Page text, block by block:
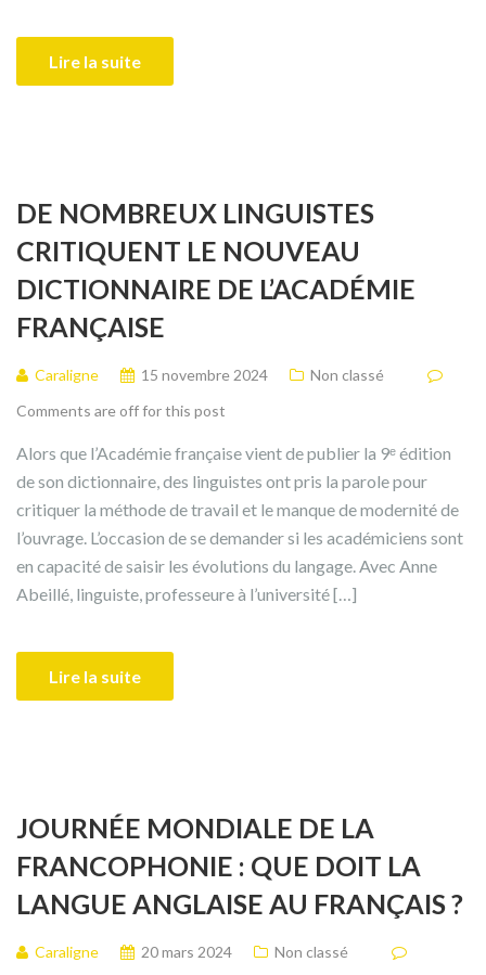
Lire la suite
DE NOMBREUX LINGUISTES
CRITIQUENT LE NOUVEAU
DICTIONNAIRE DE L’ACADÉMIE
FRANÇAISE
Caraligne 15 novembre 2024
Non classé
Comments are off for this post
Alors que l’Académie française vient de publier la 9ᵉ édition
de son dictionnaire, des linguistes ont pris la parole pour
critiquer la méthode de travail et le manque de modernité de
l’ouvrage. L’occasion de se demander si les académiciens sont
en capacité de saisir les évolutions du langage. Avec Anne
Abeillé, linguiste, professeure à l’université […]
Lire la suite
JOURNÉE MONDIALE DE LA
FRANCOPHONIE : QUE DOIT LA
LANGUE ANGLAISE AU FRANÇAIS ?
Caraligne 20 mars 2024 Non classé